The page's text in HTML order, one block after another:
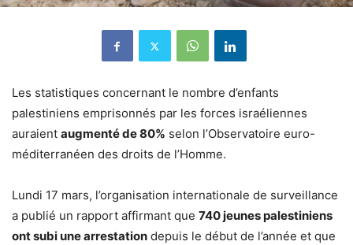
Les statistiques concernant le nombre d’enfants
palestiniens emprisonnés par les forces israéliennes
auraient augmenté de 80% selon l’Observatoire euro-
méditerranéen des droits de l’Homme.
Lundi 17 mars, l’organisation internationale de surveillance
a publié un rapport affirmant que 740 jeunes palestiniens
ont subi une arrestation depuis le début de l’année et que